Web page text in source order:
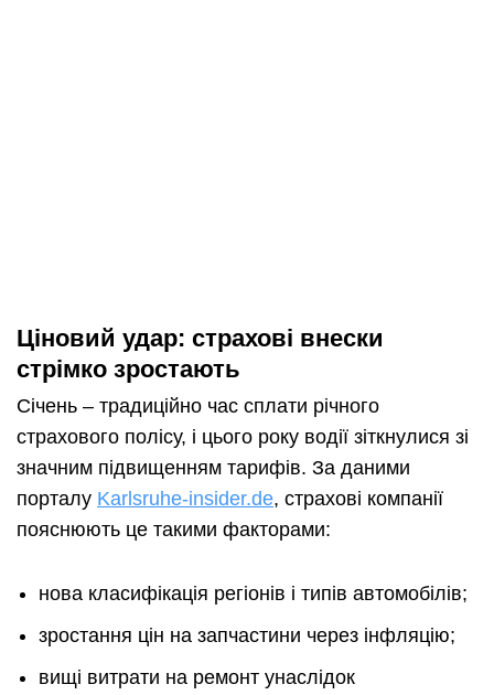
Ціновий удар: страхові внески
стрімко зростають
Січень – традиційно час сплати річного
страхового полісу, і цього року водії зіткнулися зі
значним підвищенням тарифів. За даними
порталу Karlsruhe-insider.de, страхові компанії
пояснюють це такими факторами:
нова класифікація регіонів і типів автомобілів;
зростання цін на запчастини через інфляцію;
вищі витрати на ремонт унаслідок